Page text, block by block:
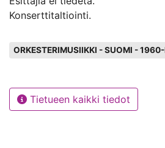
Konserttitaltiointi.
ORKESTERIMUSIIKKI - SUOMI -
Tietueen kaikki tiedot